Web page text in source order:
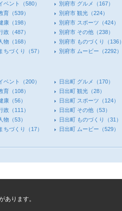
ベント （580） 別府市 グルメ
（167）
育 （539） 別府市 観光 （224）
康 （198） 別府市 スポーツ （424）
政 （487） 別府市 その他 （238）
物 （168） 別府市 ものづくり
（136）
ちづくり
（57） 別府市 ムービー （2292）
ベント （200） 日出町 グルメ
（170）
育 （108） 日出町 観光 （28）
康 （56） 日出町 スポーツ （124）
政 （111） 日出町 その他 （53）
物 （53） 日出町 ものづくり
（31）
ちづくり
（17） 日出町 ムービー （529）
あります。